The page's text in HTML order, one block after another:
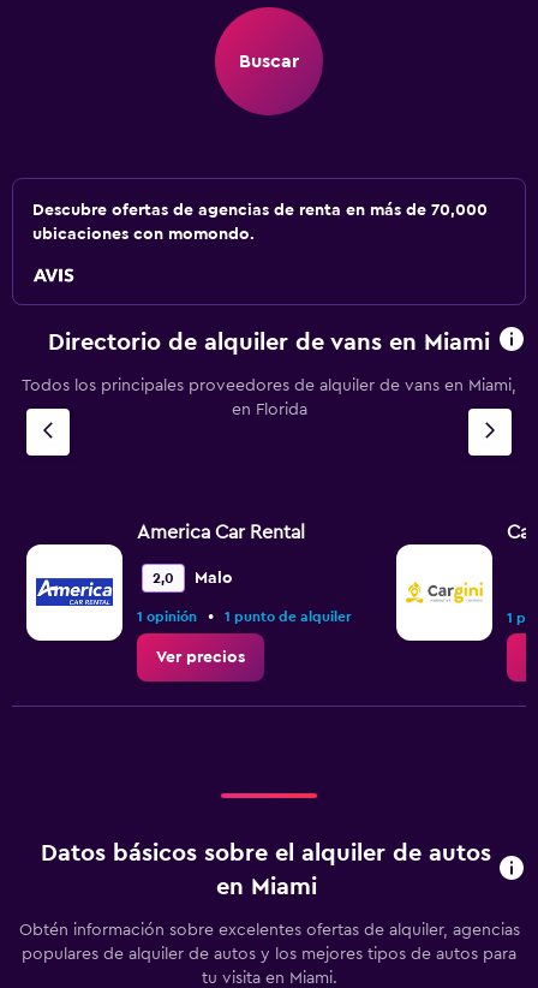
Buscar
Descubre ofertas de agencias de renta en más de 70,000
ubicaciones con momondo.
Directorio de alquiler de vans en Miami
Todos los principales proveedores de alquiler de vans en Miami,
en Florida
America Car Rental
2,0 Malo
1 opinión • 1 punto de alquiler
Ver precios
1
Datos básicos sobre el alquiler de autos
en Miami
Obtén información sobre excelentes ofertas de alquiler, agencias
populares de alquiler de autos y los mejores tipos de autos para
tu visita en Miami.